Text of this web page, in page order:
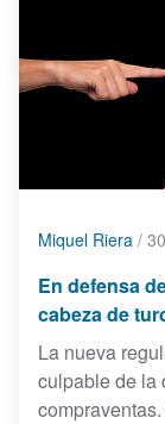
Miquel Riera /
En defensa
cabeza de
La nueva
culpable de la